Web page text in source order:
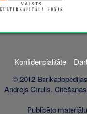
Konfidencialitāte
© 2012
Andrejs Cīrulis.
Publicēto